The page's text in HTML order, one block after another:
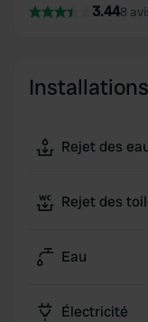
3.448
Installations
Rejet des
Rejet des
Eau
Électricité